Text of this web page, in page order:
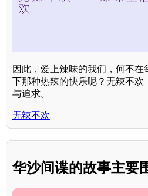
因此，爱上辣味的我们，何不
下那种热辣的快乐呢？无辣不欢
与追求。
无辣不欢
华沙间谍的故事主要